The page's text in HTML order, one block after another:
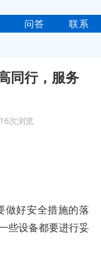
问答 联系
同行，服务
次浏览
做好安全措施的落
些设备都要进行妥